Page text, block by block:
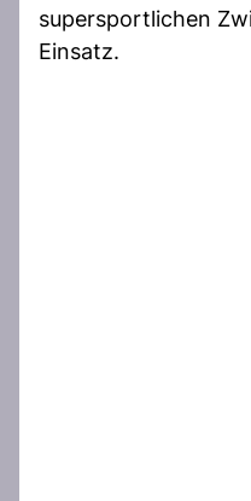
supersportlichen
Einsatz.